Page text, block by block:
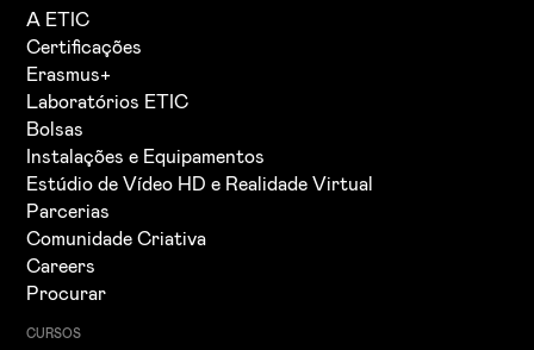
A ETIC
Certificações
Erasmus+
Laboratórios ETIC
Bolsas
Instalações e Equipamentos
Estúdio de Vídeo HD e Realidade Virtual
Parcerias
Comunidade Criativa
Careers
Procurar
CURSOS